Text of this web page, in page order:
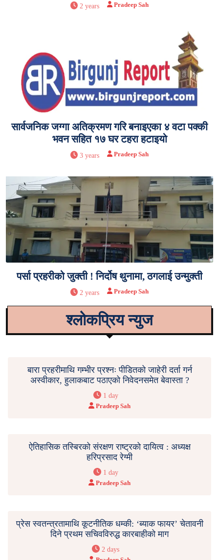
2 years Pradeep Sah
सार्वजनिक जग्गा अतिक्रमण गरि बनाइएका ४ वटा पक्की
भवन सहित १७ घर टहरा हटाइयो
3 years Pradeep Sah
पर्सा प्रहरीको जुक्ती ! निर्दोष थुनामा, ठगलाई उन्मुक्ती
2 years Pradeep Sah
श्लोकप्रिय न्युज
बारा प्रहरीमाथि गम्भीर प्रश्नः पीडितको जाहेरी दर्ता गर्न
अस्वीकार, हुलाकबाट पठाएको निवेदनसमेत बेवास्ता ?
1 day
Pradeep Sah
ऐतिहासिक तस्बिरको संरक्षण राष्ट्रको दायित्व : अध्यक्ष
हरिप्रसाद रेग्मी
1 day
Pradeep Sah
प्रेस स्वतन्त्रतामाथि कूटनीतिक धम्की: ‘ब्याक फायर’ चेतावनी
दिने प्रथम सचिवविरुद्ध कारबाहीको माग
2 days